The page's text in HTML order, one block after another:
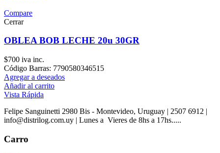
Compare
Cerrar
OBLEA BOB LECHE 20u 30GR
$700 iva inc.
Código Barras: 7790580346515
Agregar a deseados
Añadir al carrito
Vista Rápida
Felipe Sanguinetti 2980 Bis - Montevideo, Uruguay | 2507 6912 |
info@distrilog.com.uy | Lunes a Vieres de 8hs a 17hs.....
Carro